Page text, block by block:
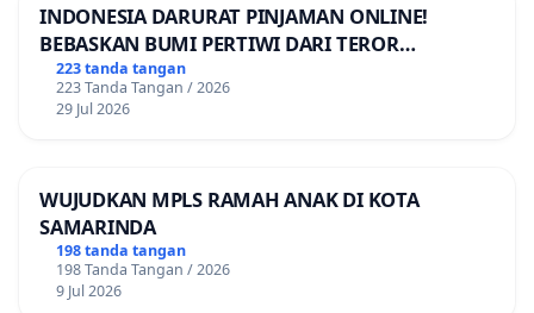
INDONESIA DARURAT PINJAMAN ONLINE!
BEBASKAN BUMI PERTIWI DARI TEROR
PINJAMAN ONLINE! TUTUP PINJOL!
223 tanda tangan
223 Tanda Tangan / 2026
29 Jul 2026
WUJUDKAN MPLS RAMAH ANAK DI KOTA
SAMARINDA
198 tanda tangan
198 Tanda Tangan / 2026
9 Jul 2026